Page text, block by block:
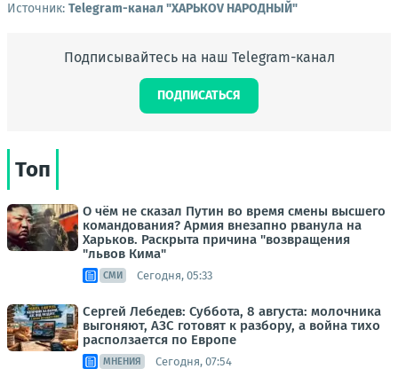
Источник: Telegram-канал "ХАРЬКОV НАРОДНЫЙ"
Подписывайтесь на наш Telegram-канал
ПОДПИСАТЬСЯ
Топ
О чём не сказал Путин во время смены высшего
командования? Армия внезапно рванула на
Харьков. Раскрыта причина "возвращения
"львов Кима"
СМИ Сегодня, 05:33
Сергей Лебедев: Суббота, 8 августа: молочника
выгоняют, АЗС готовят к разбору, а война тихо
расползается по Европе
МНЕНИЯ Сегодня, 07:54